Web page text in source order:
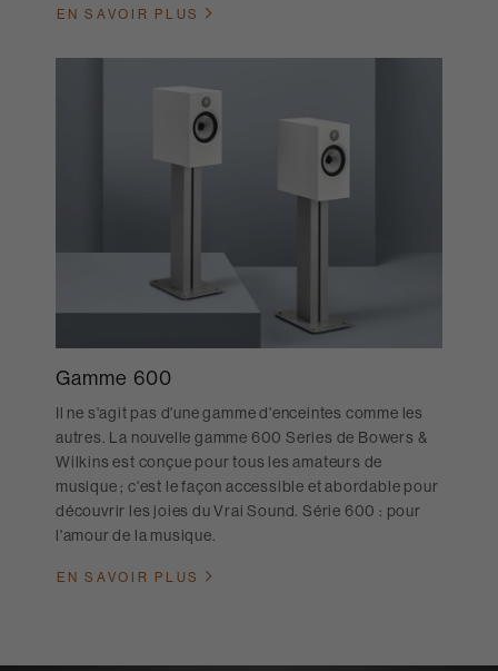
EN SAVOIR PLUS
Gamme 600
Il ne s'agit pas d'une gamme d'enceintes comme les
autres. La nouvelle gamme 600 Series de Bowers &
Wilkins est conçue pour tous les amateurs de
musique ; c'est le façon accessible et abordable pour
découvrir les joies du Vrai Sound. Série 600 : pour
l'amour de la musique.
EN SAVOIR PLUS